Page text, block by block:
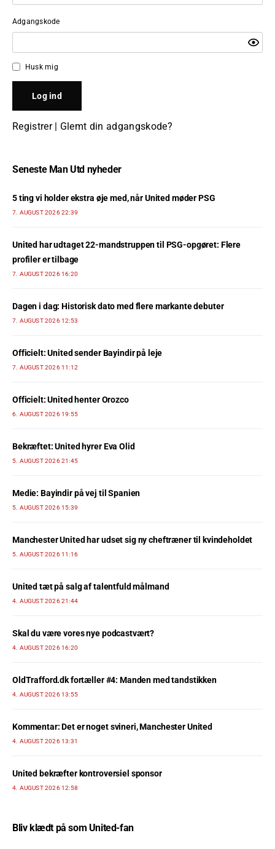
Adgangskode
Husk mig
Registrer| Glemt din adgangskode?
Seneste Man Utd nyheder
5 ting vi holder ekstra øje med, når United møder PSG
7. AUGUST 2026 22:39
United har udtaget 22-mandstruppen til PSG-opgøret: Flere
profiler er tilbage
7. AUGUST 2026 16:20
Dagen i dag: Historisk dato med flere markante debuter
7. AUGUST 2026 12:53
Officielt: United sender Bayindir på leje
7. AUGUST 2026 11:12
Officielt: United henter Orozco
6. AUGUST 2026 19:55
Bekræftet: United hyrer Eva Olid
5. AUGUST 2026 21:45
Medie: Bayindir på vej til Spanien
5. AUGUST 2026 15:39
Manchester United har udset sig ny cheftræner til kvindeholdet
5. AUGUST 2026 11:16
United tæt på salg af talentfuld målmand
4. AUGUST 2026 21:44
Skal du være vores nye podcastvært?
4. AUGUST 2026 16:20
OldTrafford.dk fortæller #4: Manden med tandstikken
4. AUGUST 2026 13:55
Kommentar: Det er noget svineri, Manchester United
4. AUGUST 2026 13:31
United bekræfter kontroversiel sponsor
4. AUGUST 2026 12:58
Bliv klædt på som United-fan